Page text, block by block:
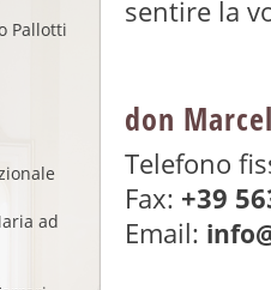
Pallotti
ad
sentire la
don
Telefono
Fax: +39
Email: